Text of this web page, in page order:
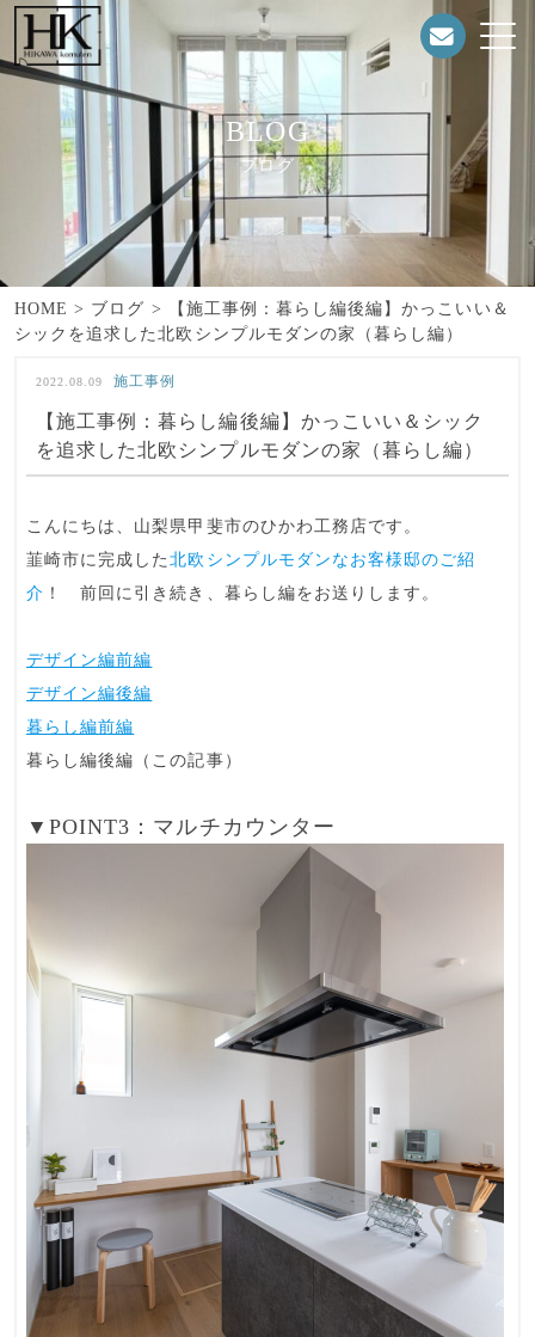
BLOG
ブログ
HOME > ブログ >
【施工事例：暮らし編後編】かっこいい＆
シックを追求した北欧シンプルモダンの家（暮らし編）
【施工事例：暮らし編後編】かっこいい＆シック
を追求した北欧シンプルモダンの家（暮らし編）
2022.08.09 施工事例
こんにちは、山梨県甲斐市のひかわ工務店です。
韮崎市に完成した北欧シンプルモダンなお客様邸のご紹
介 ！ 前回に引き続き、 暮らし編をお送りします。
デザイン編前編
デザイン編後編
暮らし編前編
暮らし編後編（この記事）
▼POINT3：マルチカウンター